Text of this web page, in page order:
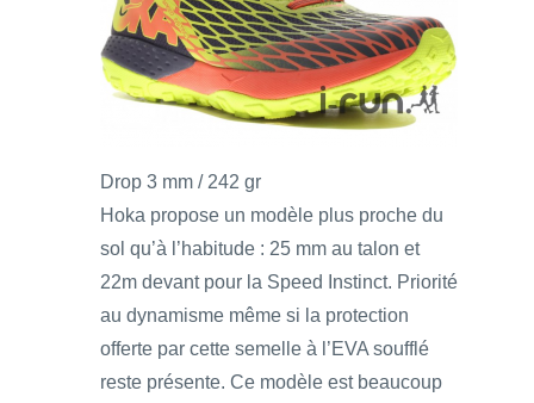
Drop 3 mm / 242 gr
Hoka propose un modèle plus proche du
sol qu’à l’habitude : 25 mm au talon et
22m devant pour la Speed Instinct. Priorité
au dynamisme même si la protection
offerte par cette semelle à l’EVA soufflé
reste présente. Ce modèle est beaucoup